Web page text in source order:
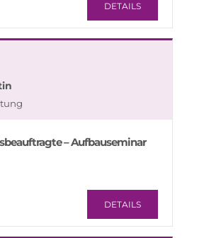
DETAILS
– Aufbauseminar
DETAILS